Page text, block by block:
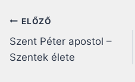
Bejegyzés
navigáció
ELŐZŐ
Szent Péter apostol –
Szentek élete